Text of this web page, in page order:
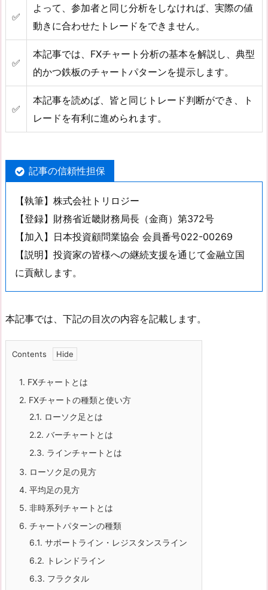
✅
よって、参加者と同じ分析をしなければ、実際の値
動きに合わせたトレードをできません。
✅
本記事では、FXチャート分析の基本を解説し、典型
的かつ鉄板のチャートパターンを提示します。
✅
本記事を読めば、皆と同じトレード判断ができ、ト
レードを有利に進められます。
記事の信頼性担保
【執筆】株式会社トリロジー
【登録】財務省近畿財務局長（金商）第372号
【加入】日本投資顧問業協会 会員番号022-00269
【説明】投資家の皆様への継続支援を通じて金融立国
に貢献します。
本記事では、下記の目次の内容を記載します。
Contents
1. FXチャートとは
2. FXチャートの種類と使い方
2.1. ローソク足とは
2.2. バーチャートとは
2.3. ラインチャートとは
3. ローソク足の見方
4. 平均足の見方
5. 非時系列チャートとは
6. チャートパターンの種類
6.1. サポートライン・レジスタンスライン
6.2. トレンドライン
6.3. フラクタル